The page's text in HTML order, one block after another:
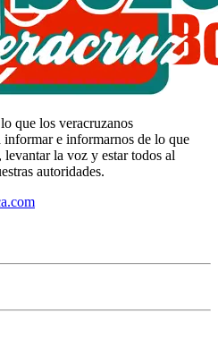
que los veracruzanos
informar e informarnos de lo que
levantar la voz y estar todos al
autoridades.